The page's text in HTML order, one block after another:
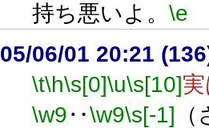
持ち悪いよ。 \e
05/06/01 20:21
\t\h\s[0]\u\s[10]
\w9‥\w9\s[-1]